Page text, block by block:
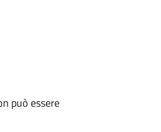
può essere